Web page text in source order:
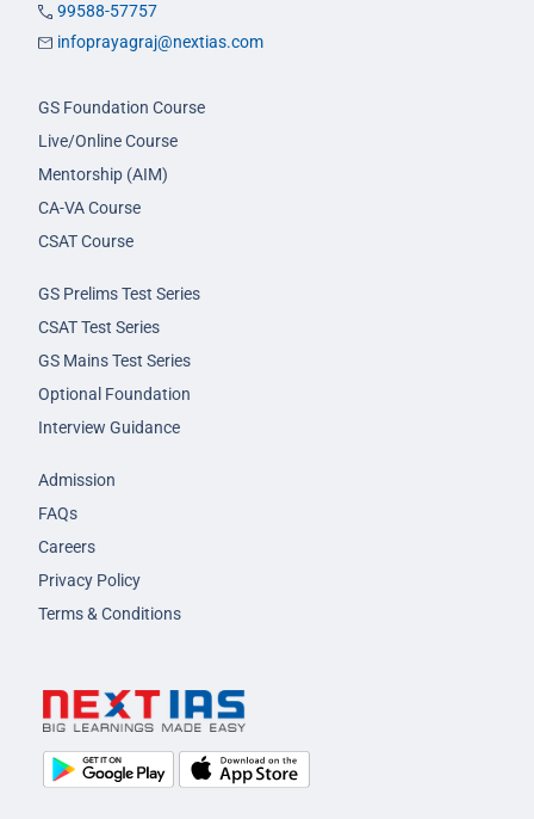
99588-57757
infoprayagraj@nextias.com
GS Foundation Course
Live/Online Course
Mentorship (AIM)
CA-VA Course
CSAT Course
GS Prelims Test Series
CSAT Test Series
GS Mains Test Series
Optional Foundation
Interview Guidance
Admission
FAQs
Careers
Privacy Policy
Terms & Conditions